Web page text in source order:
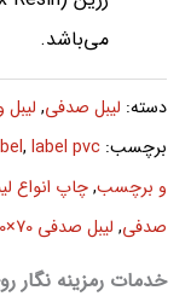
می‌باشد.
دسته: لیبل صدفی,
برچسب:
, label pvc
و برچسب,چاپ انواع
صدفی, لیبل صدفی 70×100
خدمات رمزینه نگار